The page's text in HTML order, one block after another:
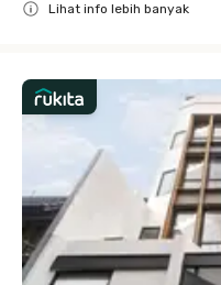
Lihat info lebih banyak